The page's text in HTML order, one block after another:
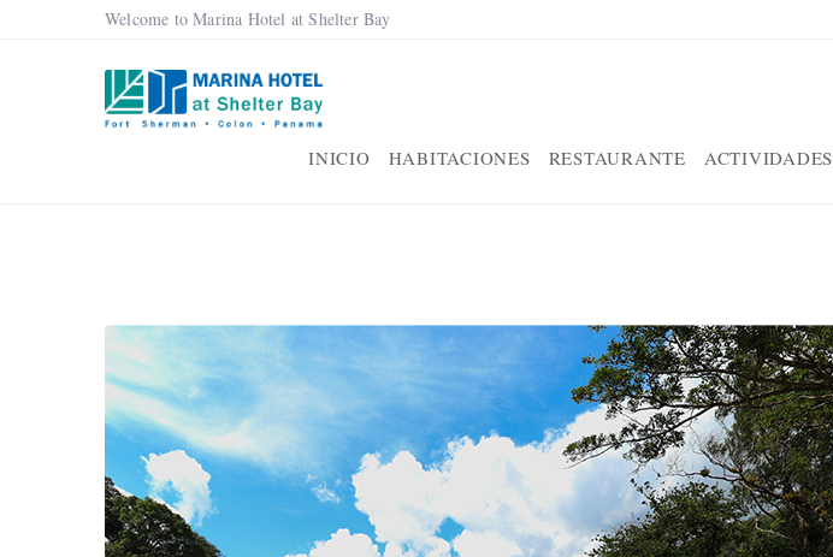
Welcome to Marina Hotel at Shelter Bay
INICIO HABITACIONES RESTAURANTE ACTIVIDADES